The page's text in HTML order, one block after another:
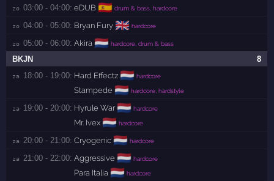
zo 03:00 - 04:00: eDUB 🇪🇸 drum & bass, hardcore
zo 04:00 - 05:00: Bryan Fury 🇬🇧 hardcore
zo 05:00 - 06:00: Akira 🇳🇱 hardcore, drum & bass
8
BKJN
za 18:00 - 19:00: Hard Effectz 🇳🇱 hardcore
Stampede 🇳🇱 hardcore, hardstyle
za 19:00 - 20:00: Hyrule War 🇳🇱 hardcore
Mr. Ivex 🇳🇱 hardcore
za 20:00 - 21:00: Cryogenic 🇳🇱 hardcore
za 21:00 - 22:00: Aggressive 🇳🇱 hardcore
Para Italia 🇳🇱 hardcore